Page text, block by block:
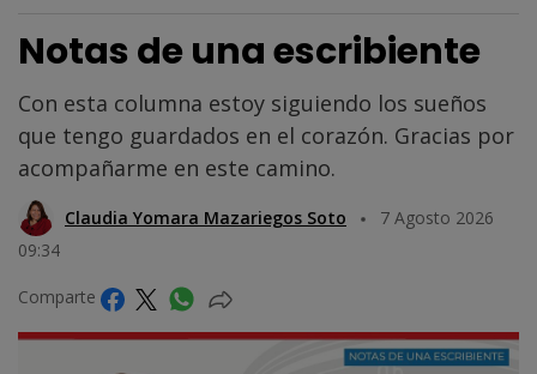
Notas de una escribiente
Con esta columna estoy siguiendo los sueños
que tengo guardados en el corazón. Gracias por
acompañarme en este camino.
Claudia Yomara Mazariegos Soto
7 Agosto 2026
09:34
Comparte